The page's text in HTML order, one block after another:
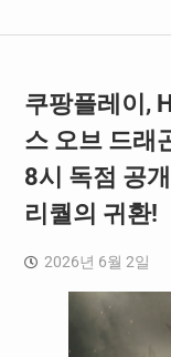
쿠팡플레이,
스 오브 드래
8시 독점 공
리퀄의 귀환!
2026년 6월 2일